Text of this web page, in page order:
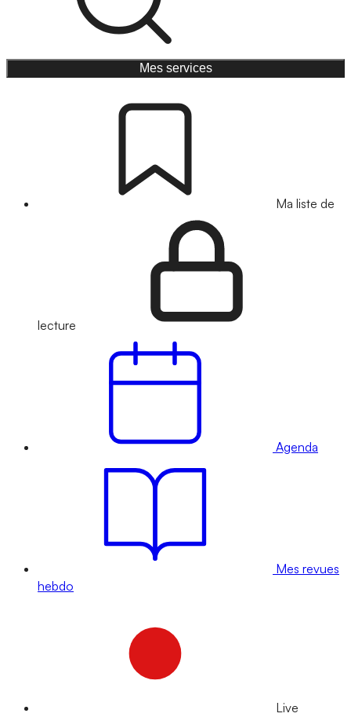
Mes services
Ma liste de
lecture
Agenda
Mes revues
hebdo
Live